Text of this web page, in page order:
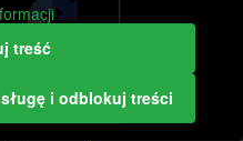
treść
i odblokuj treści